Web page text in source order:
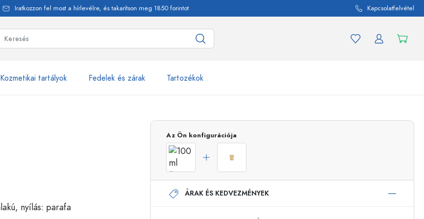
Iratkozzon fel most a hírlevélre, és takarítson meg 1850 forintot Kapcsolatfelvétel
Kozmetikai tartályok Fedelek és zárak Tartozékok
Szórópalackok
Airless adagolók
Roll-on palackok
A befőttes üvegekhez
Az Ön konfigurációja
ÁRAK ÉS KEDVEZMÉNYEK